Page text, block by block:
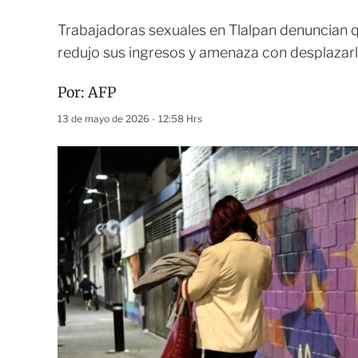
Trabajadoras sexuales en Tlalpan
redujo sus ingresos y amenaza con
Por:AFP
13 de mayo de 2026 - 12:58 Hrs